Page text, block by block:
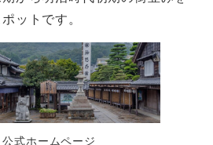
ットです。
式ホームページ